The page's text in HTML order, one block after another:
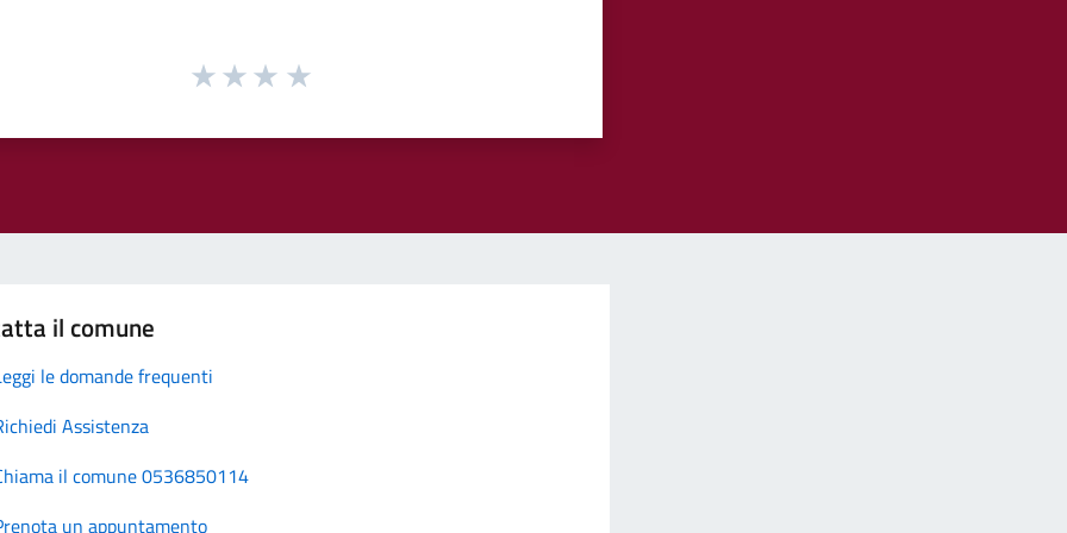
il comune
le domande frequenti
Assistenza
il comune 0536850114
un appuntamento